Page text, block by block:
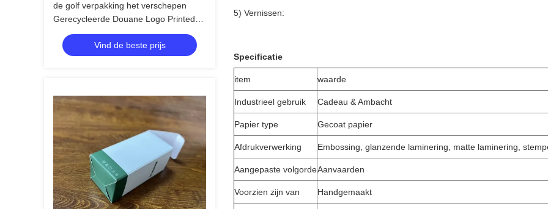
de golf verpakking het verschepen
Gerecycleerde Douane Logo Printed
van Verpakkingsdozen 13cm 15cm
Vind de beste prijs
5) Vernissen:
Specificatie
item waarde
Industrieel gebruik Cadeau & Ambacht
Papier type Gecoat papier
Afdrukverwerking Embossing, glanzende laminering, matte laminering,
Aangepaste volgordeAanvaarden
Voorzien zijn van Handgemaakt